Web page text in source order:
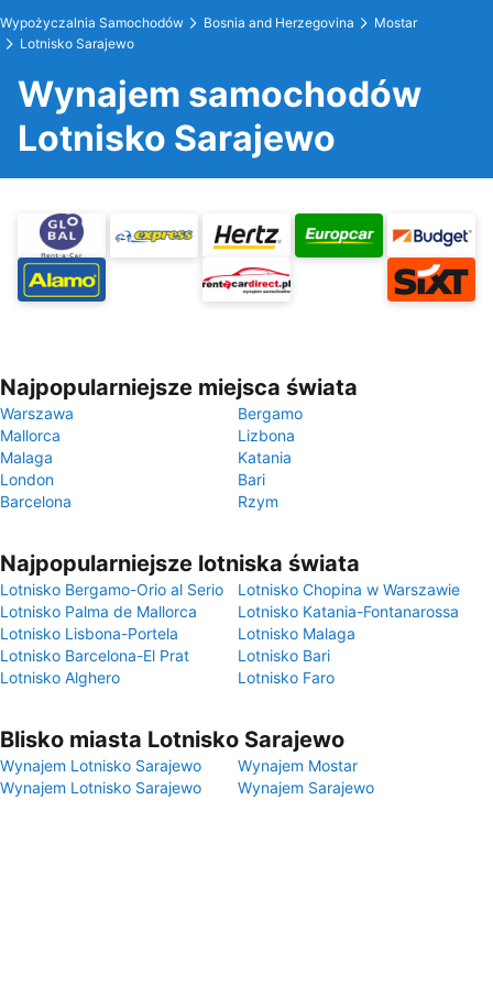
Wypożyczalnia Samochodów Bosnia and Herzegovina
Mostar
Lotnisko Sarajewo
Wynajem samochodów
Lotnisko Sarajewo
Najpopularniejsze miejsca świata
Warszawa
Bergamo
Mallorca
Lizbona
Malaga
Katania
London
Bari
Barcelona
Rzym
Najpopularniejsze lotniska świata
Lotnisko Bergamo-Orio al Serio
Lotnisko Chopina w Warszawie
Lotnisko Palma de Mallorca
Lotnisko Katania-Fontanarossa
Lotnisko Lisbona-Portela
Lotnisko Malaga
Lotnisko Barcelona-El Prat
Lotnisko Bari
Lotnisko Alghero
Lotnisko Faro
Blisko miasta Lotnisko Sarajewo
Wynajem Lotnisko Sarajewo
Wynajem Mostar
Wynajem Lotnisko Sarajewo
Wynajem Sarajewo